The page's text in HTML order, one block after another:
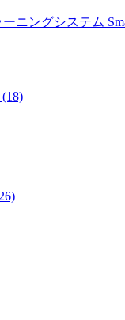
ニングシステム